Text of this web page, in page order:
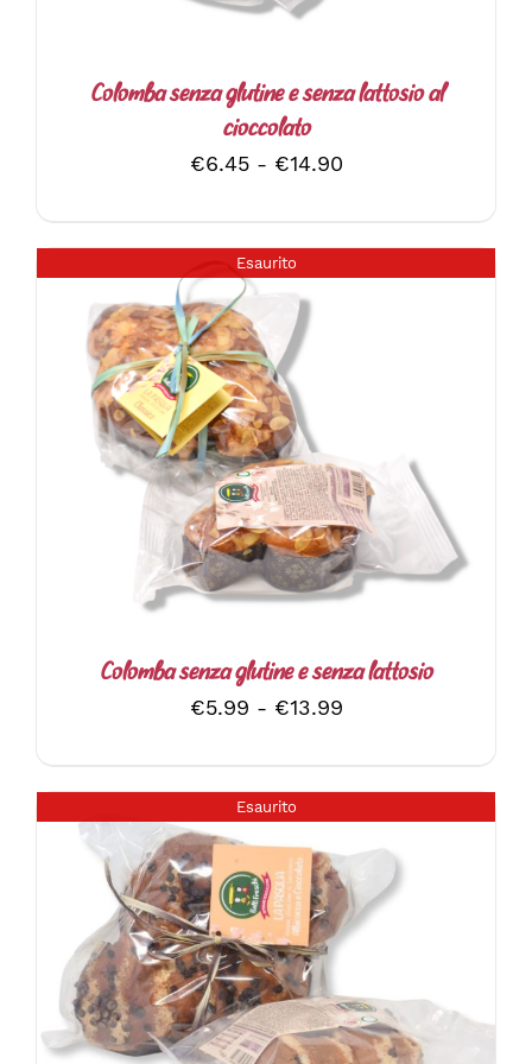
Colomba senza glutine e senza lattosio al
cioccolato
€6.45 - €14.90Fascia
Esaurito
DETTAGLI
Colomba senza glutine e senza lattosio
€5.99 - €13.99Fascia
a
€13.99
Esaurito
DETTAGLI